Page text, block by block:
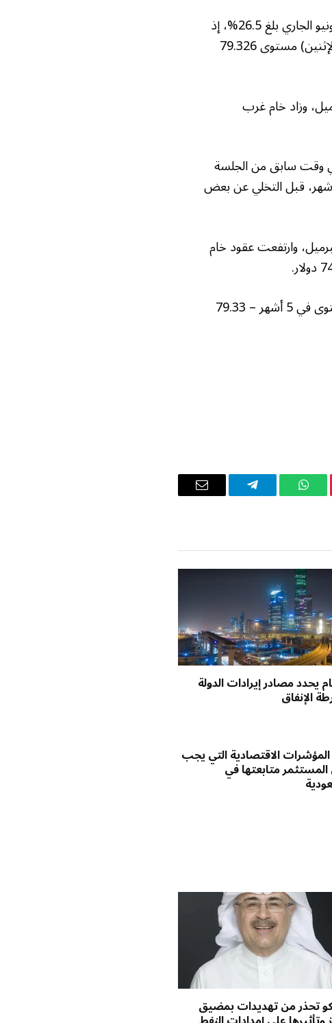
ووفقاً لرصد «عكاظ»، فإن إجمالي الارتفاعات التي حققها النفط خلال تداولاته في يونيو الجاري بلغ 26.5%، إذ
أغلق «برنت» في مايو عند 62.71 دولار للبرميل، فيما لامس خلال تداولاته اليوم (الإثنين) مستوى 79.326
سنتاً، بنسبة 0.93%، لتبلغ 77.73 دولار للبرميل، وزاد خام غرب
لخام برنت وكذلك خام غرب تكساس الوسيط أكثر من 3% في وقت سابق من الجلسة
دولار، و78.40 دولار للبرميل، على الترتيب، وهي أعلى مستويات في 5 أشهر، قبل التخلي عن بعض
برنت 0.87 دولار، بنسبة 1.15%، لتبلغ 76.35 دولار للبرميل، وارتفعت عقود خام
• أسعار نفط برنت: – ربحت 26.5% خلال يونيو – كسبت 16.62 دولار – أعلى مستوى في 5 أشهر – 79.33
واتساب تيلقرام
البريد
يحدد مصادر إيرادات الدولة
الإنفاق
الاقتصادية التي يجب
متابعتها في
تحذر من تهديدات بمضيق